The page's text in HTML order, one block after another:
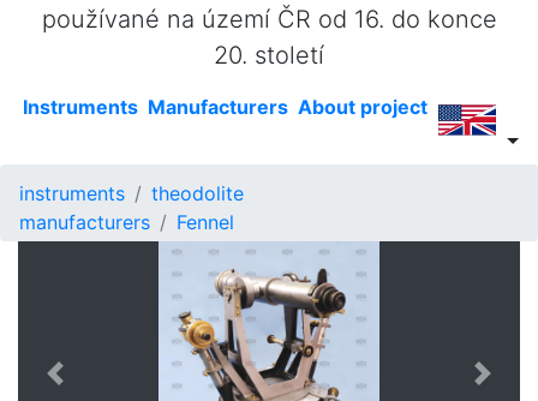
používané na území ČR od 16. do konce
20. století
Instruments Manufacturers About project
instruments
theodolite
manufacturers
Fennel
Previous Next